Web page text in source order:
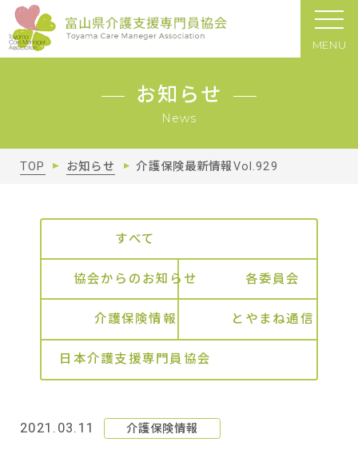
MENU
お知らせ
News
TOP お知らせ 介護保険最新情報Vol.929
すべて
協会からのお知らせ 各委員会
介護保険情報 とやまね通信
日本介護支援専門員協会
2021.03.11 介護保険情報